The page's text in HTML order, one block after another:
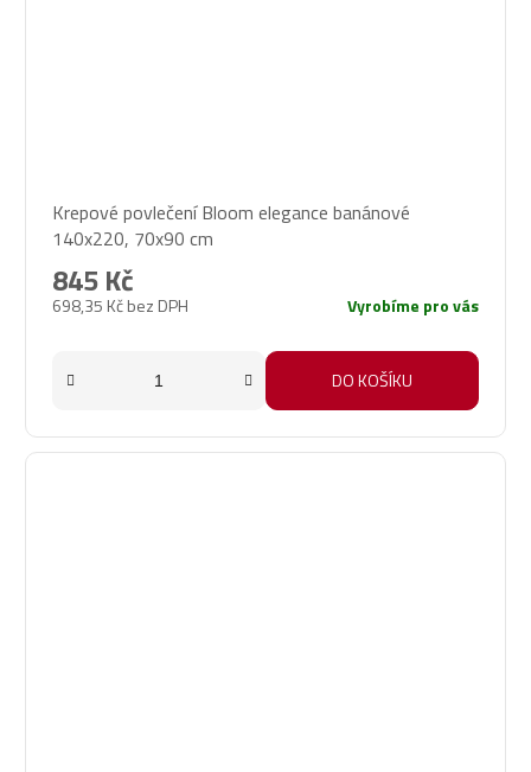
Krepové povlečení Bloom elegance banánové
140x220, 70x90 cm
698,35 Kč bez DPH
845 Kč
Vyrobíme pro vás
DO KOŠÍKU